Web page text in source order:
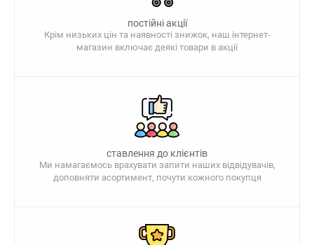
постійні акції
Крім низьких цін та наявності знижок, наш інтернет-
магазин включає деякі товари в акції
ставлення до клієнтів
Ми намагаємось врахувати запити наших відвідувачів,
доповняти асортимент, почути кожного покупця